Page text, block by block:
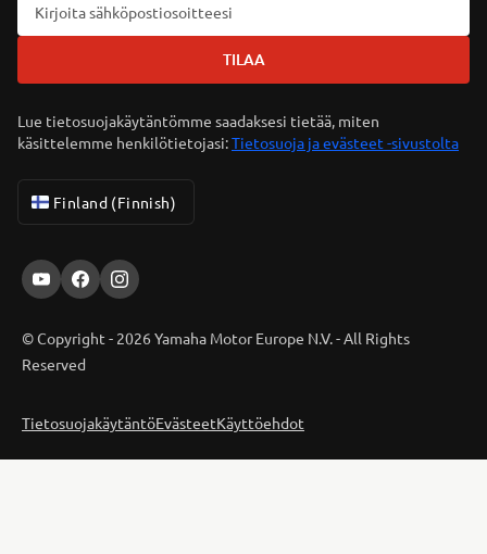
TILAA
Lue tietosuojakäytäntömme saadaksesi tietää, miten
käsittelemme henkilötietojasi:Tietosuoja ja evästeet -sivustolta
Finland (Finnish)
© Copyright - 2026 Yamaha Motor Europe N.V. - All Rights
Reserved
TietosuojakäytäntöEvästeetKäyttöehdot